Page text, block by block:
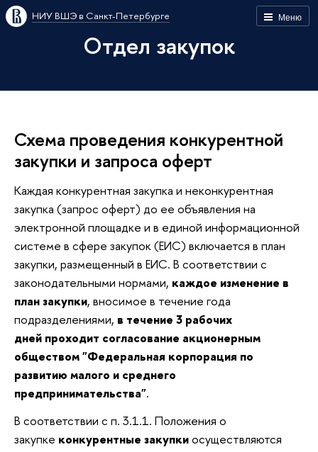
Меню
НИУ ВШЭ в Санкт-Петербурге
Отдел закупок
Схема проведения конкурентной
закупки и запроса оферт
Каждая конкурентная закупка и неконкурентная
закупка (запрос оферт) до ее объявления на
электронной площадке и в единой информационной
системе в сфере закупок (ЕИС) включается в план
закупки, размещенный в ЕИС. В соответствии с
законодательными нормами, каждое изменение в
план закупки, вносимое в течение года
подразделениями, в течение 3 рабочих
дней проходит согласование акционерным
обществом "Федеральная корпорация по
развитию малого и среднего
предпринимательства".
В соответствии с п. 3.1.1. Положения о
закупке конкурентные закупкиосуществляются